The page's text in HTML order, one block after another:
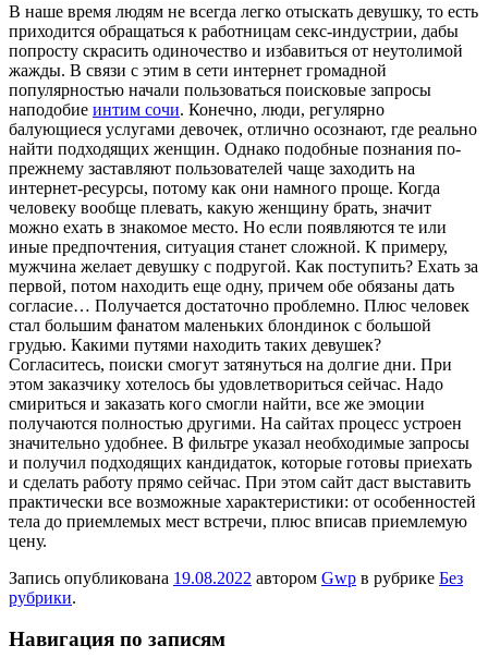
В нaшe врeмя людям не всегда легко отыскать девушку, то есть
приходится обращаться к работницам секс-индустрии, дабы
попросту скрасить одиночество и избавиться от неутолимой
жажды. В связи с этим в сети интернет громадной
популярностью начали пользоваться поисковые запросы
наподобие интим сочи. Конечно, люди, регулярно
балующиеся услугами девочек, отлично осознают, где реально
найти подходящих женщин. Однако подобные познания по-
прежнему заставляют пользователей чаще заходить на
интернет-ресурсы, потому как они намного проще. Когда
человеку вообще плевать, какую женщину брать, значит
можно ехать в знакомое место. Но если появляются те или
иные предпочтения, ситуация станет сложной. К примеру,
мужчина желает девушку с подругой. Как поступить? Ехать за
первой, потом находить еще одну, причем обе обязаны дать
согласие… Получается достаточно проблемно. Плюс человек
стал большим фанатом маленьких блондинок с большой
грудью. Какими путями находить таких девушек?
Согласитесь, поиски смогут затянуться на долгие дни. При
этом заказчику хотелось бы удовлетвориться сейчас. Надо
смириться и заказать кого смогли найти, все же эмоции
получаются полностью другими. На сайтах процесс устроен
значительно удобнее. В фильтре указал необходимые запросы
и получил подходящих кандидаток, которые готовы приехать
и сделать работу прямо сейчас. При этом сайт даст выставить
практически все возможные характеристики: от особенностей
тела до приемлемых мест встречи, плюс вписав приемлемую
цену.
Запись опубликована 19.08.2022 автором Gwp в рубрике Без
рубрики.
Навигация по записям